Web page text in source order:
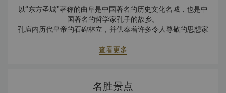
以“东方圣城”著称的曲阜是中国著名的历史文化名城，也是中
国著名的哲学家孔子的故乡。
孔庙内历代皇帝的石碑林立，并供奉着许多令人尊敬的思想家
质和历朝历代的建筑而独具魅力。
查看更多
名胜景点